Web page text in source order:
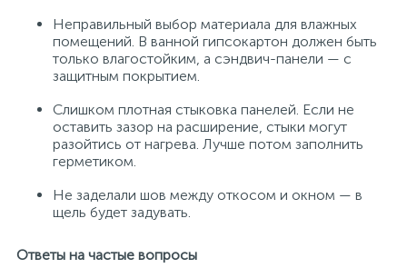
Неправильный выбор материала для влажных
помещений. В ванной гипсокартон должен быть
только влагостойким, а сэндвич-панели — с
защитным покрытием.
Слишком плотная стыковка панелей. Если не
оставить зазор на расширение, стыки могут
разойтись от нагрева. Лучше потом заполнить
герметиком.
Не заделали шов между откосом и окном — в
щель будет задувать.
Ответы на частые вопросы